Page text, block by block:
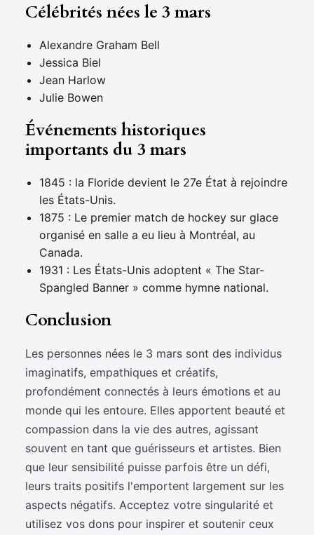
Célébrités nées le 3 mars
Alexandre Graham Bell
Jessica Biel
Jean Harlow
Julie Bowen
Événements historiques
importants du 3 mars
1845 : la Floride devient le 27e État à rejoindre
les États-Unis.
1875 : Le premier match de hockey sur glace
organisé en salle a eu lieu à Montréal, au
Canada.
1931 : Les États-Unis adoptent « The Star-
Spangled Banner » comme hymne national.
Conclusion
Les personnes nées le 3 mars sont des individus
imaginatifs, empathiques et créatifs,
profondément connectés à leurs émotions et au
monde qui les entoure. Elles apportent beauté et
compassion dans la vie des autres, agissant
souvent en tant que guérisseurs et artistes. Bien
que leur sensibilité puisse parfois être un défi,
leurs traits positifs l'emportent largement sur les
aspects négatifs. Acceptez votre singularité et
utilisez vos dons pour inspirer et soutenir ceux